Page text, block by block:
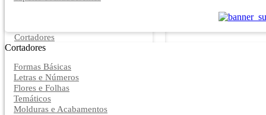
Cortadores
Cortadores
Formas Básicas
Letras e Números
Flores e Folhas
Temáticos
Molduras e Acabamentos